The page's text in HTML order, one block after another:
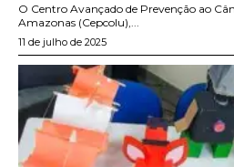
O Centro Avançado de Prevenção ao
Amazonas (Cepcolu),...
11 de julho de 2025